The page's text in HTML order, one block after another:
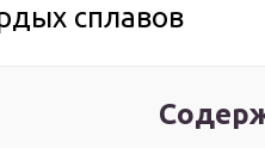
сплавов